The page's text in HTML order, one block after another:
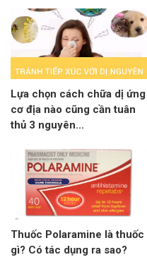
Lựa chọn cách chữa dị ứng
cơ địa nào cũng cần tuân
thủ 3 nguyên...
Thuốc Polaramine là thuốc
gì? Có tác dụng ra sao?